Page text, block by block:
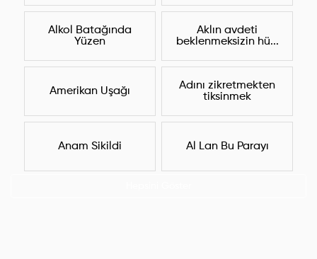
Alkol Batağında
Yüzen
Aklın avdeti
beklenmeksizin hü...
Amerikan Uşağı
Adını zikretmekten
tiksinmek
Anam Sikildi Al Lan Bu Parayı